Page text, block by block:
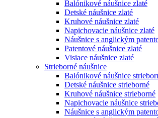
Balónikové náušnice zlaté
Detské náušnice zlaté
Kruhové náušnice zlaté
Napichovacie náušnice zlaté
Náušnice s anglickým
Patentové náušnice zlaté
Visiace náušnice zlaté
Strieborné náušnice
Balónikové náušnice
Detské náušnice strieborné
Kruhové náušnice strieborné
Napichovacie náušnice
Náušnice s anglickým